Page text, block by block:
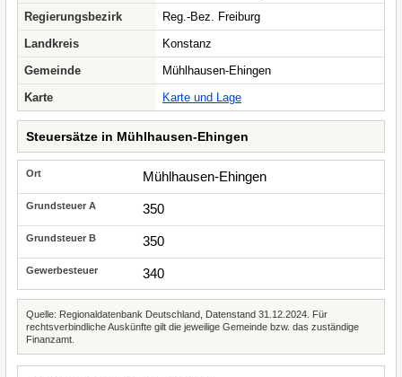
Regierungsbezirk
Reg.-Bez. Freiburg
Landkreis
Konstanz
Gemeinde
Mühlhausen-Ehingen
Karte
Karte und Lage
Steuersätze in Mühlhausen-Ehingen
Mühlhausen-Ehingen
350
350
340
Quelle: Regionaldatenbank Deutschland, Datenstand 31.12.2024. Für
rechtsverbindliche Auskünfte gilt die jeweilige Gemeinde bzw. das zuständige
Finanzamt.